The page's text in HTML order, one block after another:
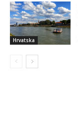
Hrvatska